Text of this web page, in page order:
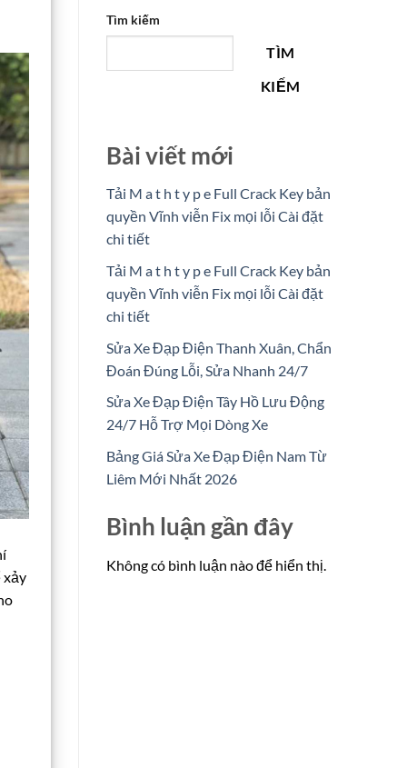
xảy
Tìm kiếm
TÌM
KIẾM
Bài viết mới
Tải M a t h t y p e Full Crack Key bản
quyền Vĩnh viễn Fix mọi lỗi Cài đặt
chi tiết
Tải M a t h t y p e Full Crack Key bản
quyền Vĩnh viễn Fix mọi lỗi Cài đặt
chi tiết
Sửa Xe Đạp Điện Thanh Xuân, Chẩn
Đoán Đúng Lỗi, Sửa Nhanh 24/7
Sửa Xe Đạp Điện Tây Hồ Lưu Động
24/7 Hỗ Trợ Mọi Dòng Xe
Bảng Giá Sửa Xe Đạp Điện Nam Từ
Liêm Mới Nhất 2026
Bình luận gần đây
Không có bình luận nào để hiển thị.